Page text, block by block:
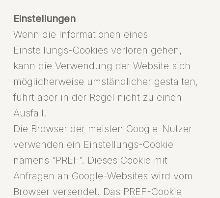
Einstellungen
Wenn die Informationen eines
Einstellungs-Cookies verloren gehen,
kann die Verwendung der Website sich
möglicherweise umständlicher gestalten,
führt aber in der Regel nicht zu einen
Ausfall.
Die Browser der meisten Google-Nutzer
verwenden ein Einstellungs-Cookie
namens “PREF”. Dieses Cookie mit
Anfragen an Google-Websites wird vom
Browser versendet. Das PREF-Cookie